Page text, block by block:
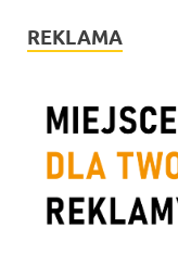
REKLAMA